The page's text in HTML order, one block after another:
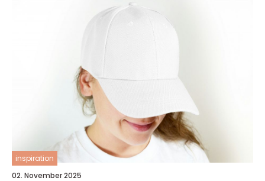
inspiration
02. November 2025